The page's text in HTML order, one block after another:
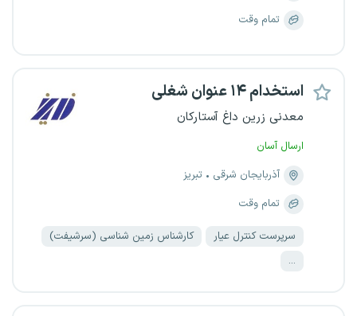
تمام وقت
استخدام ۱۴ عنوان شغلی
معدنی زرین داغ آستارکان
ارسال آسان
آذربایجان شرقی
تبریز
تمام وقت
سرپرست کنترل عیار
کارشناس زمین شناسی (سرشیفت)
...